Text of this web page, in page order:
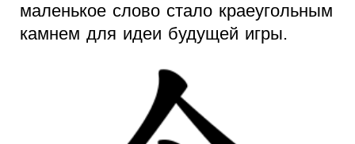
маленькое слово стало краеугольным
камнем для идеи будущей игры.